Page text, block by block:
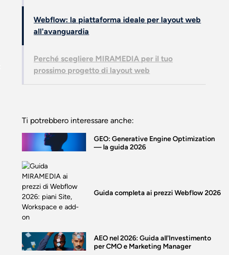
Webflow: la piattaforma ideale per layout web
all'avanguardia
Perché scegliere MIRAMEDIA per il tuo
prossimo progetto di layout web
Ti potrebbero interessare anche:
GEO: Generative Engine Optimization
— la guida 2026
Guida completa ai prezzi Webflow 2026
AEO nel 2026: Guida all'Investimento
per CMO e Marketing Manager